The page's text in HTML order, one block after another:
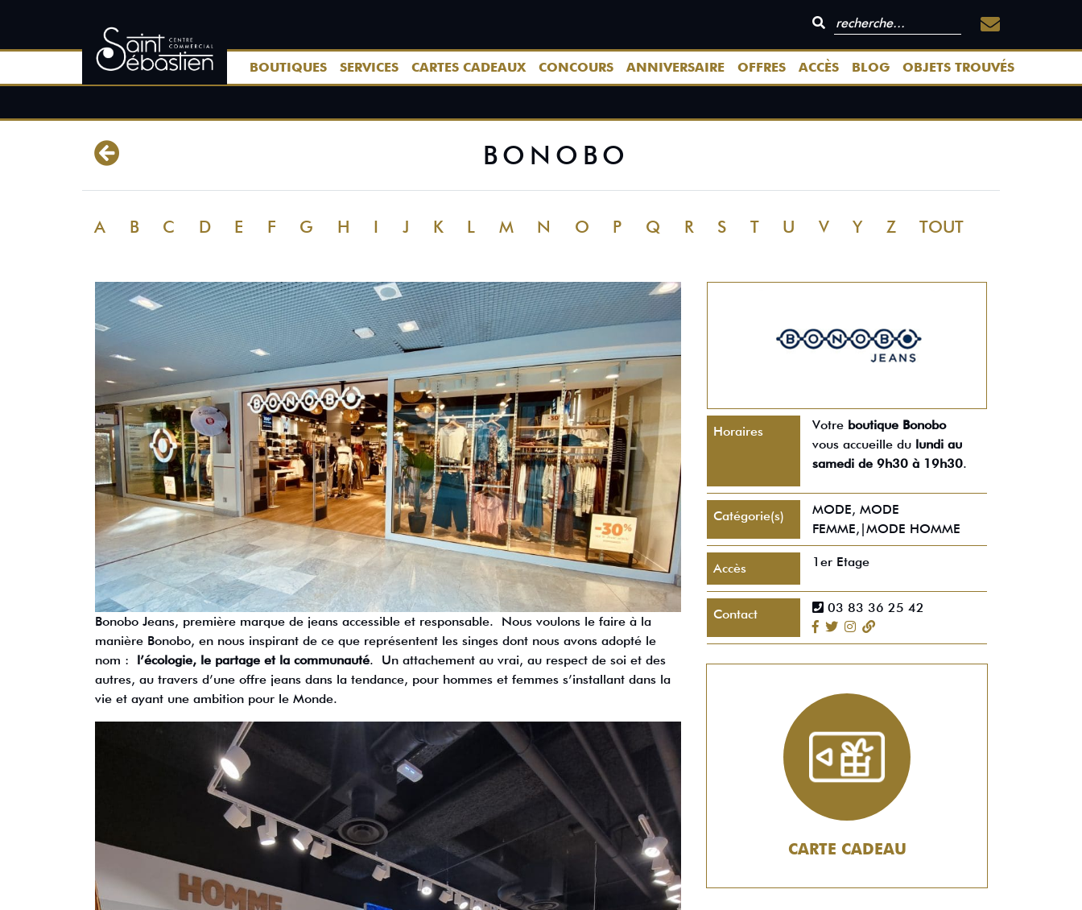
BOUTIQUES SERVICES CARTES CADEAUX CONCOURS ANNIVERSAIRE OFFRES ACCÈS BLOG OBJETS TROUVÉS
BONOBO
A B C D E F G H I J K L M N O P Q R S T U V Y Z TOUT
Bonobo Jeans, première marque de jeans accessible et responsable. Nous voulons le faire à la
manière Bonobo, en nous inspirant de ce que représentent les singes dont nous avons adopté le
nom : l’écologie, le partage et la communauté. Un attachement au vrai, au respect de soi et des
autres, au travers d’une offre jeans dans la tendance, pour hommes et femmes s’installant dans la
vie et ayant une ambition pour le Monde.
Horaires Votre boutique Bonobo
vous accueille du lundi au
samedi de 9h30 à 19h30.
Catégorie(s)
MODE, MODE
FEMME,|MODE HOMME
Accès 1er Etage
Contact 03 83 36 25 42
CARTE CADEAU